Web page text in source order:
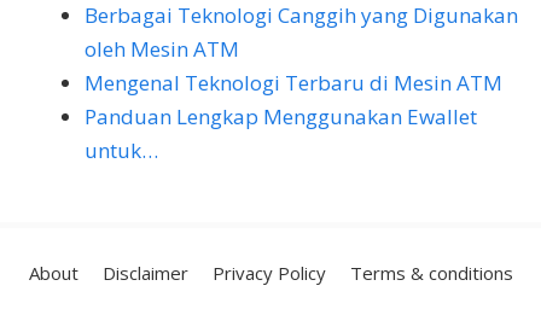
Berbagai Teknologi Canggih yang Digunakan
oleh Mesin ATM
Mengenal Teknologi Terbaru di Mesin ATM
Panduan Lengkap Menggunakan Ewallet
untuk…
About Disclaimer Privacy Policy
Terms & conditions